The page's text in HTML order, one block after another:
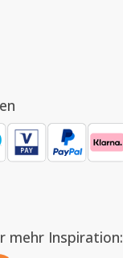
mehr Inspiration: